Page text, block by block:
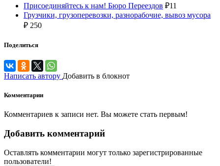
Присоединяйтесь к нам! Бюро Переездов ₽11
Грузчики, грузоперевозки, разнорабочие, вывоз мусора
₽ 250
Поделиться
Написать автору Добавить в блокнот
Комментарии
Комментариев к записи нет. Вы можете стать первым!
Добавить комментарий
Оставлять комментарии могут только зарегистрированные
пользователи!